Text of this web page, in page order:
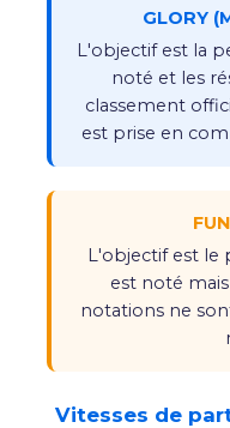
GLORY
L'objectif est la
noté et les
classement
est prise en
L'objectif est le
est noté
notations ne
Vitesses de